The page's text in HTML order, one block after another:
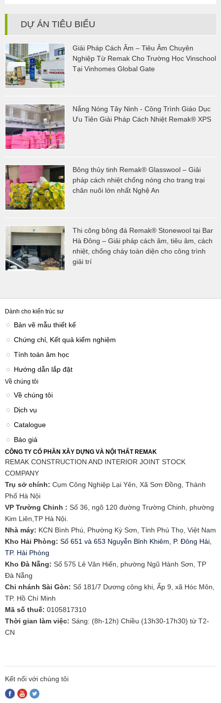
DỰ ÁN TIÊU BIỂU
Giải Pháp Cách Âm – Tiêu Âm Chuyên
Nghiệp Từ Remak Cho Trường Học Vinschool
Tại Vinhomes Global Gate
Nắng Nóng Tây Ninh - Công Trình Giáo Dục
Ưu Tiên Giải Pháp Cách Nhiệt Remak® XPS
Bông thủy tinh Remak® Glasswool – Giải
pháp cách nhiệt chống nóng cho trang trại
chăn nuôi lớn nhất Nghệ An
Thi công bông đá Remak® Stonewool tại Bar
Hà Đông – Giải pháp cách âm, tiêu âm, cách
nhiệt, chống cháy toàn diện cho công trình
giải trí
Dành cho kiến trúc sư
Bản vẽ mẫu thiết kế
Chứng chỉ, Kết quả kiểm nghiệm
Tính toán âm học
Hướng dẫn lắp đặt
Về chúng tôi
Về chúng tôi
Dịch vụ
Catalogue
Báo giá
CÔNG TY CỔ PHẦN XÂY DỰNG VÀ NỘI THẤT REMAK
REMAK CONSTRUCTION AND INTERIOR JOINT STOCK
COMPANY
Trụ sở chính: Cụm Công Nghiệp Lại Yên, Xã Sơn Đồng, Thành
Phố Hà Nội
VP Trường Chinh : Số 36, ngõ 120 đường Trường Chinh, phường
Kim Liên,TP Hà Nội.
Nhà máy: KCN Bình Phú, Phường Kỳ Sơn, Tỉnh Phú Thọ, Việt Nam
Kho Hải Phòng: Số 651 và 653 Nguyễn Bỉnh Khiêm, P. Đông Hải,
TP. Hải Phòng
​Kho Đà Nẵng: Số 575 Lê Văn Hiến, phường Ngũ Hành Sơn, TP
Đà Nẵng
Chi nhánh Sài Gòn: Số 181/7 Dương công khi, Ấp 9, xã Hóc Môn,
TP. Hồ Chí Minh
Mã số thuế: 0105817310​
Thời gian làm việc: Sáng: (8h-12h) Chiều (13h30-17h30) từ T2-
CN
Kết nối với chúng tôi